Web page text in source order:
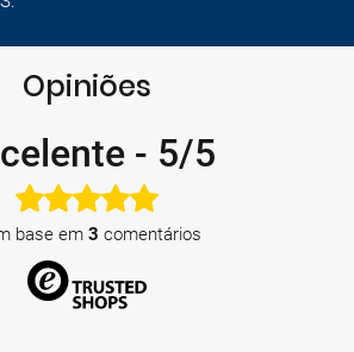
Opiniões
- 5/5
base em 3 comentários